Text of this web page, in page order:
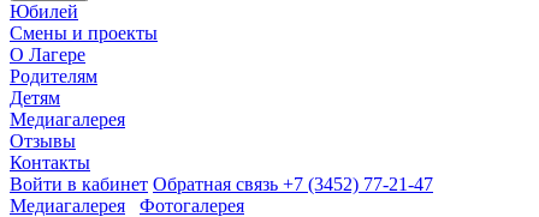
Юбилей
Смены и проекты
О Лагере
Родителям
Детям
Медиагалерея
Отзывы
Контакты
Войти в кабинет Обратная связь +7 (3452) 77-21-47
Медиагалерея
Фотогалерея